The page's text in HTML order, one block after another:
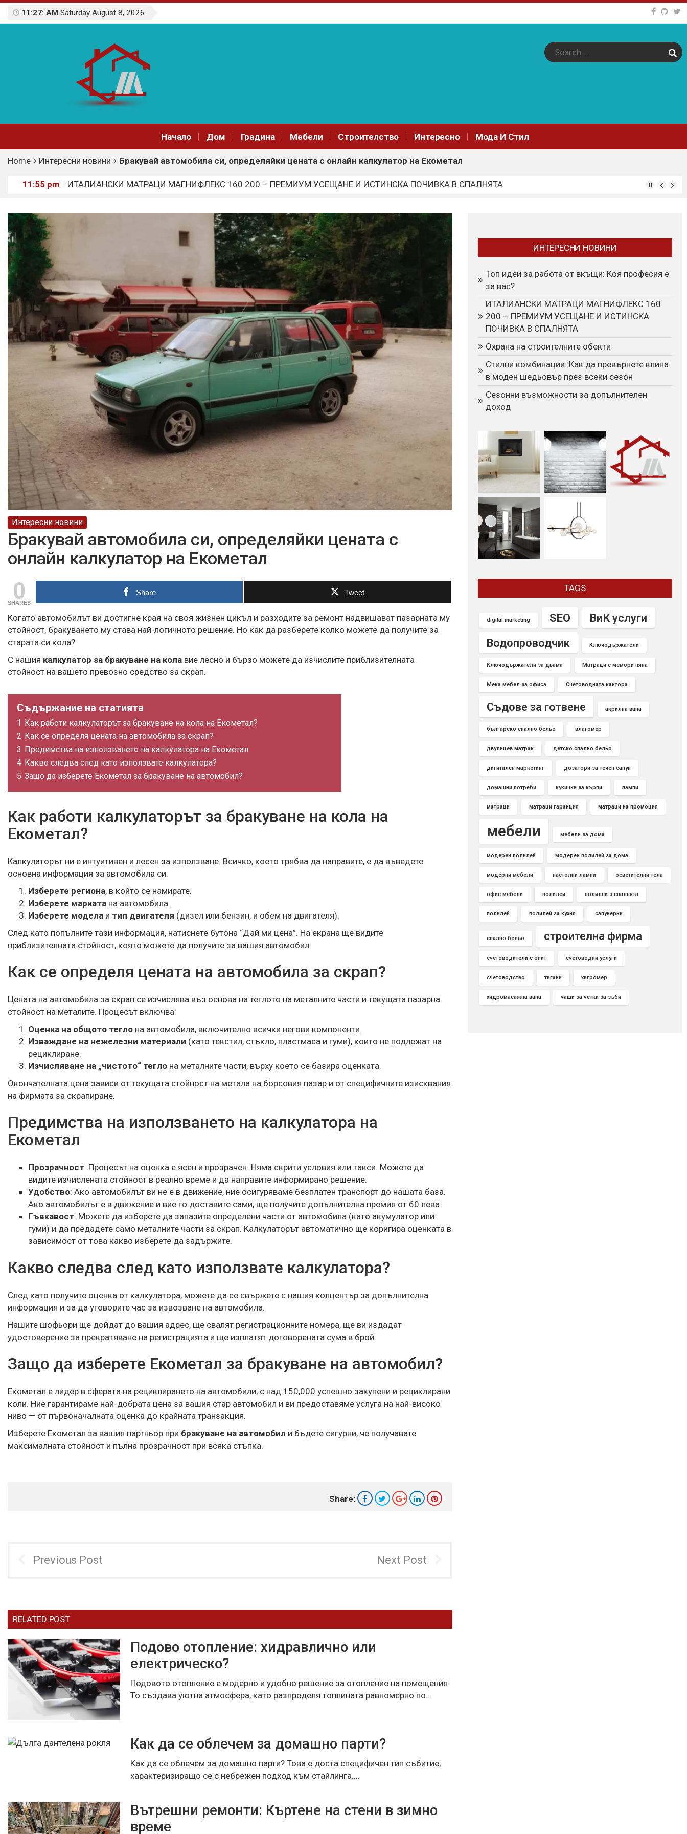
11:27: AM Saturday August 8, 2026
Начало Дом Градина Мебели Строителство Интереснo Мода И Стил
Home Интересни новини Бракувай автомобила си, определяйки цената с онлайн калкулатор на Екометал
11:55 pm
ИТАЛИАНСКИ МАТРАЦИ МАГНИФЛЕКС 160 200 – ПРЕМИУМ УСЕЩАНЕ И ИСТИНСКА ПОЧИВКА В СПАЛНЯТА
5:13 am
Сезонни възможности за допълнителен доход
1:43 pm
Топ идеи за работа от вкъщи: Коя професия е за вас?
Интересни новини
Бракувай автомобила си, определяйки цената с
онлайн калкулатор на Екометал
0
SHARES
Share Tweet
Когато автомобилът ви достигне края на своя жизнен цикъл и разходите за ремонт надвишават пазарната му
стойност, бракуването му става най-логичното решение. Но как да разберете колко можете да получите за
старата си кола?
С нашия калкулатор за бракуване на кола вие лесно и бързо можете да изчислите приблизителната
стойност на вашето превозно средство за скрап.
Съдържание на статията
1
Как работи калкулаторът за бракуване на кола на Екометал?
2 Как се определя цената на автомобила за скрап?
3 Предимства на използването на калкулатора на Екометал
4 Какво следва след като използвате калкулатора?
5 Защо да изберете Екометал за бракуване на автомобил?
Как работи калкулаторът за бракуване на кола на
Екометал?
Калкулаторът ни е интуитивен и лесен за използване. Всичко, което трябва да направите, е да въведете
основна информация за автомобила си:
Изберете региона, в който се намирате.
Изберете марката на автомобила.
Изберете модела и тип двигателя (дизел или бензин, и обем на двигателя).
След като попълните тази информация, натиснете бутона “Дай ми цена”. На екрана ще видите
приблизителната стойност, която можете да получите за вашия автомобил.
Как се определя цената на автомобила за скрап?
Цената на автомобила за скрап се изчислява въз основа на теглото на металните части и текущата пазарна
стойност на металите. Процесът включва:
Оценка на общото тегло на автомобила, включително всички негови компоненти.
Изваждане на нежелезни материали (като текстил, стъкло, пластмаса и гуми), които не подлежат на
рециклиране.
Изчисляване на „чистото“ тегло на металните части, върху което се базира оценката.
Окончателната цена зависи от текущата стойност на метала на борсовия пазар и от специфичните изисквания
на фирмата за скрапиране.
Предимства на използването на калкулатора на
Екометал
Прозрачност: Процесът на оценка е ясен и прозрачен. Няма скрити условия или такси. Можете да
видите изчислената стойност в реално време и да направите информирано решение.
Удобство: Ако автомобилът ви не е в движение, ние осигуряваме безплатен транспорт до нашата база.
Ако автомобилът е в движение и вие го доставите сами, ще получите допълнителна премия от 60 лева.
Гъвкавост: Можете да изберете да запазите определени части от автомобила (като акумулатор или
гуми) и да предадете само металните части за скрап. Калкулаторът автоматично ще коригира оценката в
зависимост от това какво изберете да задържите.
Какво следва след като използвате калкулатора?
След като получите оценка от калкулатора, можете да се свържете с нашия колцентър за допълнителна
информация и за да уговорите час за извозване на автомобила.
Нашите шофьори ще дойдат до вашия адрес, ще свалят регистрационните номера, ще ви издадат
удостоверение за прекратяване на регистрацията и ще изплатят договорената сума в брой.
Защо да изберете Екометал за бракуване на автомобил?
Екометал е лидер в сферата на рециклирането на автомобили, с над 150,000 успешно закупени и рециклирани
коли. Ние гарантираме най-добрата цена за вашия стар автомобил и ви предоставяме услуга на най-високо
ниво — от първоначалната оценка до крайната транзакция.
Изберете Екометал за вашия партньор при бракуване на автомобил и бъдете сигурни, че получавате
максималната стойност и пълна прозрачност при всяка стъпка.
Share:
Previous Post Next Post
RELATED POST
Подово отопление: хидравлично или
електрическо?
Подовото отопление е модерно и удобно решение за отопление на помещения.
То създава уютна атмосфера, като разпределя топлината равномерно по…
Как да се облечем за домашно парти?
Как да се облечем за домашно парти? Това е доста специфичен тип събитие,
характеризиращо се с небрежен подход към стайлинга.…
Вътрешни ремонти: Къртене на стени в зимно
време
ИНТЕРЕСНИ НОВИНИ
Топ идеи за работа от вкъщи: Коя професия е
за вас?
ИТАЛИАНСКИ МАТРАЦИ МАГНИФЛЕКС 160
200 – ПРЕМИУМ УСЕЩАНЕ И ИСТИНСКА
ПОЧИВКА В СПАЛНЯТА
Охрана на строителните обекти
Стилни комбинации: Как да превърнете клина
в моден шедьовър през всеки сезон
Сезонни възможности за допълнителен
доход
TAGS
digital marketing SEO
ВиК услуги
Водопроводчик
Ключодържатели
Ключодържатели за двама Матраци с мемори пяна
Мека мебел за офиса Счетоводната кантора
Съдове за готвене акрилна вана
българско спално бельо влагомер
двулицев матрак детско спално бельо
дигитален маркетинг дозатори за течен сапун
домашни потреби кукички за кърпи лампи
матраци матраци гаранция матраци на промоция
мебели мебели за дома
модерен полилей модерен полилей за дома
модерни мебели настолни лампи осветителни тела
офис мебели полилеи полилеи з спалнята
полилей полилей за кухня сапунерки
спално бельо строителна фирма
счетоводители с опит счетоводни услуги
счетоводство тигани хигромер
хидромасажна вана чаши за четки за зъби